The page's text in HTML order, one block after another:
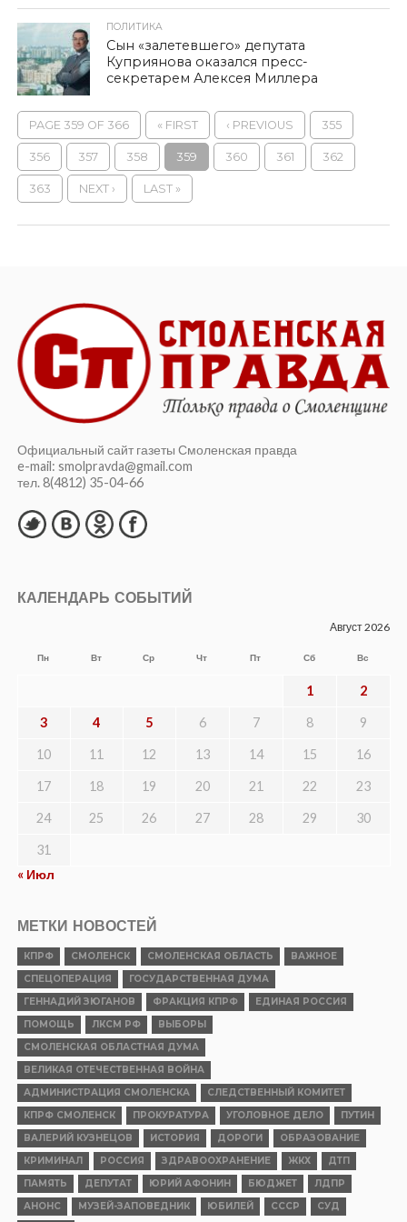
ПОЛИТИКА
Сын «залетевшего» депутата
Куприянова оказался пресс-
секретарем Алексея Миллера
PAGE 359 OF 366 « FIRST ‹ PREVIOUS 355
356 357 358 359 360 361 362
363 NEXT › LAST »
Официальный сайт газеты Смоленская правда
e-mail: smolpravda@gmail.com
тел. 8(4812) 35-04-66
КАЛЕНДАРЬ СОБЫТИЙ
Август 2026
Пн Вт Ср Чт Пт Сб Вс
1 2
3 4 5 6 7 8 9
10 11 12 13 14 15 16
17 18 19 20 21 22 23
24 25 26 27 28 29 30
31
« Июл
МЕТКИ НОВОСТЕЙ
КПРФ СМОЛЕНСК СМОЛЕНСКАЯ ОБЛАСТЬ
ВАЖНОЕ
СПЕЦОПЕРАЦИЯ
ГОСУДАРСТВЕННАЯ ДУМА
ГЕННАДИЙ ЗЮГАНОВ
ФРАКЦИЯ КПРФ
ЕДИНАЯ РОССИЯ
ПОМОЩЬ
ЛКСМ РФ
ВЫБОРЫ
СМОЛЕНСКАЯ ОБЛАСТНАЯ ДУМА
ВЕЛИКАЯ ОТЕЧЕСТВЕННАЯ ВОЙНА
АДМИНИСТРАЦИЯ СМОЛЕНСКА
СЛЕДСТВЕННЫЙ КОМИТЕТ
КПРФ СМОЛЕНСК
ПРОКУРАТУРА УГОЛОВНОЕ ДЕЛО
ПУТИН
ВАЛЕРИЙ КУЗНЕЦОВ
ИСТОРИЯ ДОРОГИ
ОБРАЗОВАНИЕ
КРИМИНАЛ
РОССИЯ ЗДРАВООХРАНЕНИЕ ЖКХ
ДТП
ПАМЯТЬ
ДЕПУТАТ ЮРИЙ АФОНИН БЮДЖЕТ
ЛДПР
АНОНС
МУЗЕЙ-ЗАПОВЕДНИК ЮБИЛЕЙ СССР СУД